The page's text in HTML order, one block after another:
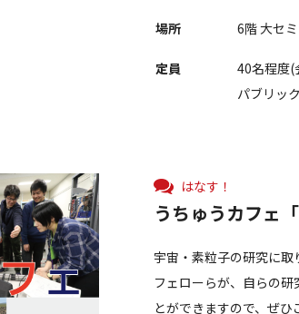
場所 6階 大セ
定員
40名程度(
パブリッ
はなす！
うちゅうカフェ
宇宙・素粒子の研究に
フェローらが、自らの
とができますので、ぜひ